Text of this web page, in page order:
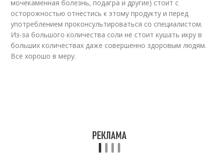
мочекаменная болезнь, подагра и другие) стоит с
осторожностью отнестись к этому продукту и перед
употреблением проконсультироваться со специалистом.
Из-за большого количества соли не стоит кушать икру в
больших количествах даже совершенно здоровым людям.
Все хорошо в меру.